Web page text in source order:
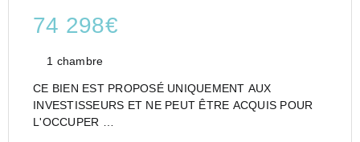
74 298€
1 chambre
CE BIEN EST PROPOSÉ UNIQUEMENT AUX
INVESTISSEURS ET NE PEUT ÊTRE ACQUIS POUR
L'OCCUPER